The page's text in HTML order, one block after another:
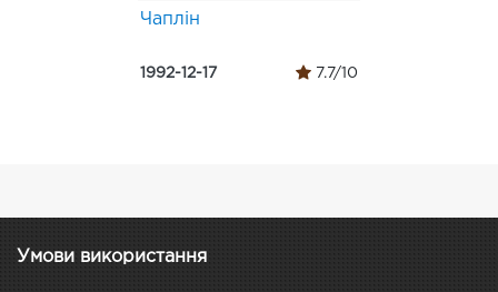
Чаплін
1992-12-17 7.7/10
Умови використання